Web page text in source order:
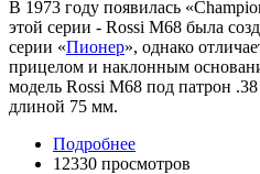
В 1973 году появилась
этой серии - Rossi M68 была
серии «Пионер», однако
прицелом и наклонным
модель Rossi M68 под патрон
длиной 75 мм.
Подробнее
12330 просмотров